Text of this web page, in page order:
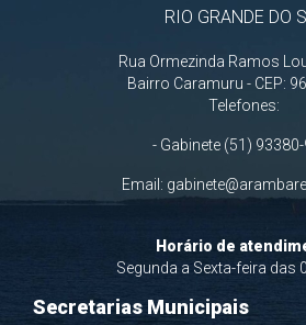
RIO GRANDE DO
Rua Ormezinda Ramos
Bairro Caramuru - CEP:
Telefones:
- Gabinete (51)
Email:
Horário de
Segunda a Sexta-feira das
Secretarias Municipais